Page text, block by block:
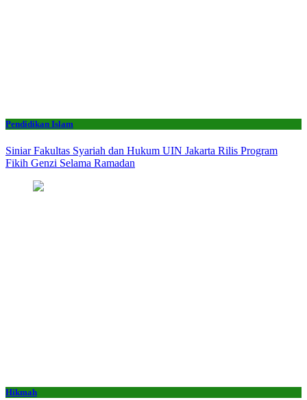
Pendidikan Islam
Siniar Fakultas Syariah dan Hukum UIN Jakarta Rilis Program
Fikih Genzi Selama Ramadan
Hikmah